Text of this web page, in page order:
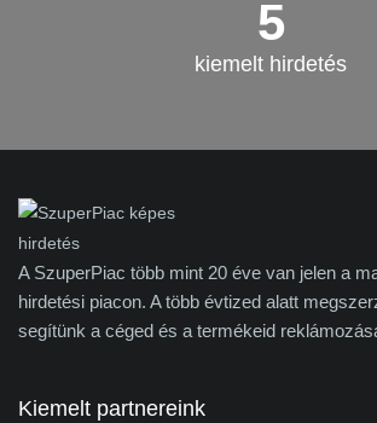
5
kiemelt hirdetés
A SzuperPiac több mint 20 éve van jelen a
hirdetési piacon. A több évtized alatt
segítünk a céged és a termékeid
Kiemelt partnereink